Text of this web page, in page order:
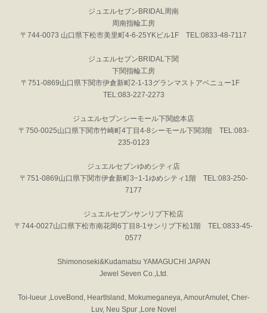
ジュエルセブンBRIDAL周南
周南指輪工房
〒744-0073 山口県下松市美里町4-6-25YKビル1F TEL:0833-48-7117
ジュエルセブンBRIDAL下関
下関指輪工房
〒751-0869山口県下関市伊倉新町2-1-13グランマストアベニュー1F
TEL:083-227-2273
ジュエルセブンシーモール下関総本店
〒750-0025山口県下関市竹崎町4丁目4-8シーモール下関3階 TEL:083-
235-0123
ジュエルセブンゆめシティ店
〒751-0869山口県下関市伊倉新町3−1-1ゆめシティ1階 TEL:083-250-
7177
ジュエルセブンサンリブ下松店
〒744-0027山口県下松市南花岡6丁目8-1サンリブ下松1階 TEL:0833-45-
0577
Shimonoseki&Kudamatsu YAMAGUCHI JAPAN
Jewel Seven Co.,Ltd.
Toi-lueur ,LoveBond, HeartIsland, Mokumeganeya, AmourAmulet, Cher-
Luv, Neu Spur ,Lore Novel